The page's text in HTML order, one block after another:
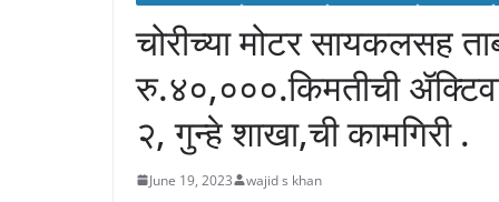
चोरीच्या मोटर सायकलसह
रु.४०,०००.किमतीची
२, गुन्हे शाखा,ची कामगिरी .
June 19, 2023 wajid s khan